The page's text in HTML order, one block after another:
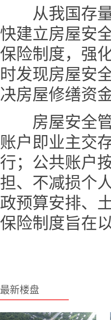
从我国存量
快建立房屋安
保险制度，强
时发现房屋安
决房屋修缮资
房屋安全管
账户即业主交
行；公共账户
担、不减损个
政预算安排、
保险制度旨在
最新楼盘